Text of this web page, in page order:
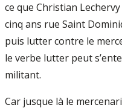
ce que Christian
cinq ans rue Saint
puis lutter contre le
le verbe lutter peut
militant.
Car jusque là le